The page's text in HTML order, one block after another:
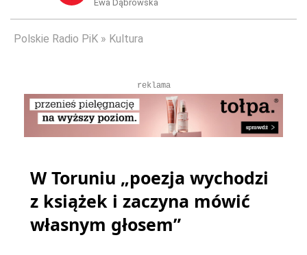
Ewa Dąbrowska
Polskie Radio PiK Kultura
reklama
W Toruniu „poezja wychodzi
z książek i zaczyna mówić
własnym głosem”